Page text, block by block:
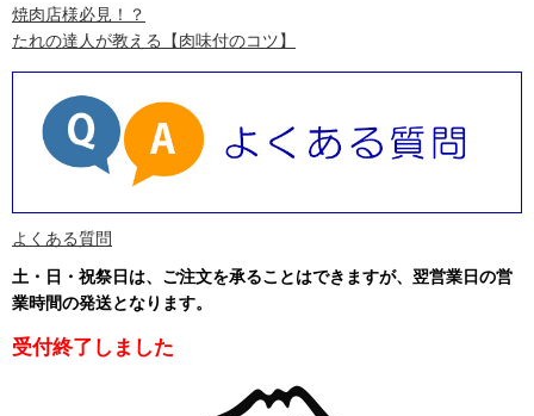
焼肉店様必見！？
たれの達人が教える
【肉味付のコツ】
よくある質問
土・日・祝祭日は、ご注文を承ることはできますが、翌営業日の営
業時間の発送となります。
受付終了しました